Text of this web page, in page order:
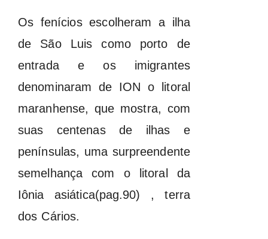
Os fenícios escolheram a ilha
de São Luis como porto de
entrada e os imigrantes
denominaram de ION o litoral
maranhense, que mostra, com
suas centenas de ilhas e
penínsulas, uma surpreendente
semelhança com o litoral da
Iônia asiática(pag.90) , terra
dos Cários.